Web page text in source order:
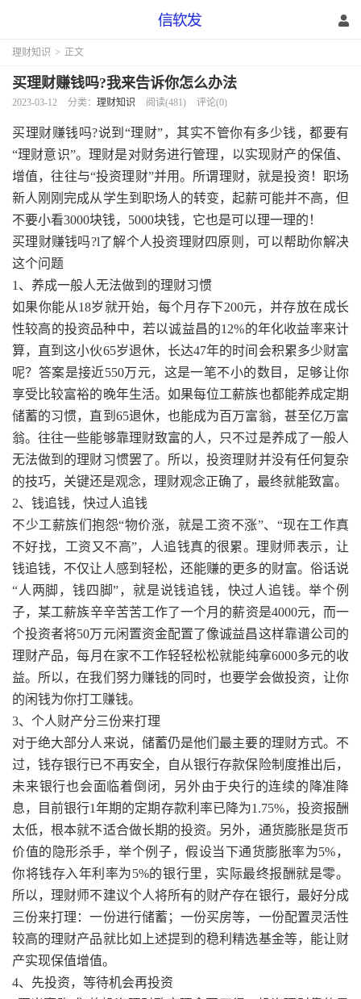
理财知识 > 正文
买理财赚钱吗?我来告诉你怎么办法
2023-03-12 分类： 理财知识 阅读(481) 评论(0)
买理财赚钱吗?说到“理财”，其实不管你有多少钱，都要有
“理财意识”。理财是对财务进行管理，以实现财产的保值、
增值，往往与“投资理财”并用。所谓理财，就是投资！职场
新人刚刚完成从学生到职场人的转变，起薪可能并不高，但
不要小看3000块钱，5000块钱，它也是可以理一理的！
买理财赚钱吗?l了解个人投资理财四原则，可以帮助你解决
这个问题
1、养成一般人无法做到的理财习惯
如果你能从18岁就开始，每个月存下200元，并存放在成长
性较高的投资品种中，若以诚益昌的12%的年化收益率来计
算，直到这小伙65岁退休，长达47年的时间会积累多少财富
呢？答案是接近550万元，这是一笔不小的数目，足够让你
享受比较富裕的晚年生活。如果每位工薪族也都能养成定期
储蓄的习惯，直到65退休，也能成为百万富翁，甚至亿万富
翁。往往一些能够靠理财致富的人，只不过是养成了一般人
无法做到的理财习惯罢了。所以，投资理财并没有任何复杂
的技巧，关键还是观念，理财观念正确了，最终就能致富。
2、钱追钱，快过人追钱
不少工薪族们抱怨“物价涨，就是工资不涨”、“现在工作真
不好找，工资又不高”，人追钱真的很累。理财师表示，让
钱追钱，不仅让人感到轻松，还能赚的更多的财富。俗话说
“人两脚，钱四脚”，就是说钱追钱，快过人追钱。举个例
子，某工薪族辛辛苦苦工作了一个月的薪资是4000元，而一
个投资者将50万元闲置资金配置了像诚益昌这样靠谱公司的
理财产品，每月在家不工作轻轻松松就能纯拿6000多元的收
益。所以，在我们努力赚钱的同时，也要学会做投资，让你
的闲钱为你打工赚钱。
3、个人财产分三份来打理
对于绝大部分人来说，储蓄仍是他们最主要的理财方式。不
过，钱存银行已不再安全，自从银行存款保险制度推出后，
未来银行也会面临着倒闭，另外由于央行的连续的降准降
息，目前银行1年期的定期存款利率已降为1.75%，投资报酬
太低，根本就不适合做长期的投资。另外，通货膨胀是货币
价值的隐形杀手，举个例子，假设当下通货膨胀率为5%，
你将钱存入年利率为5%的银行里，实际最终报酬就是零。
所以，理财师不建议个人将所有的财产存在银行，最好分成
三份来打理：一份进行储蓄；一份买房等，一份配置灵活性
较高的理财产品就比如上述提到的稳利精选基金等，能让财
产实现保值增值。
4、先投资，等待机会再投资